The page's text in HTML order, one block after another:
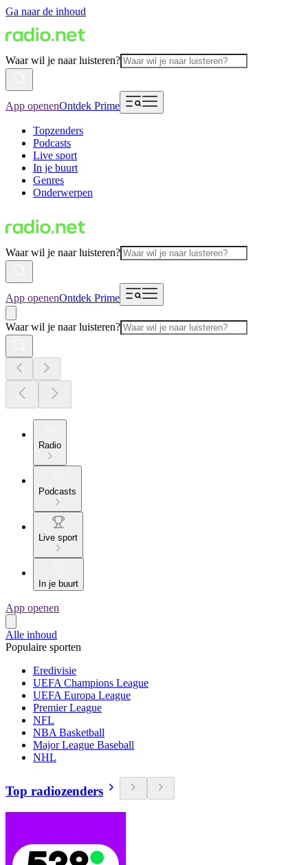
Ga naar de inhoud
Waar wil je naar luisteren?
App openenOntdek Prime
Topzenders
Podcasts
Live sport
In je buurt
Genres
Onderwerpen
Waar wil je naar luisteren?
App openenOntdek Prime
Waar wil je naar luisteren?
Radio
Podcasts
Live sport
In je buurt
App openen
Alle inhoud
Populaire sporten
Eredivisie
UEFA Champions League
UEFA Europa League
Premier League
NFL
NBA Basketball
Major League Baseball
NHL
Top radiozenders